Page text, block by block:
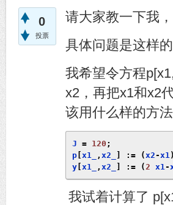
0
投票
请大家教一下我
具体问题是这样的
我希望令方程
x2，再把x1和x2
该用什么样的方法
J = 120 ;
p x1_ , x2_ := (x2 -x1)
y x1_ , x2_ := (2 x1-
我试着计算了